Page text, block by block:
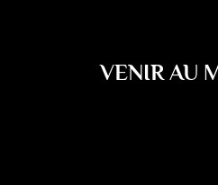
VENIR AU